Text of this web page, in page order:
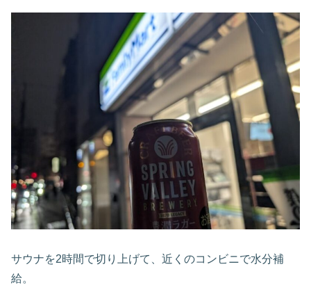
サウナを2時間で切り上げて、近くのコンビニで水分補
給。